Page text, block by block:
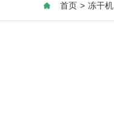
首页 > 冻干机